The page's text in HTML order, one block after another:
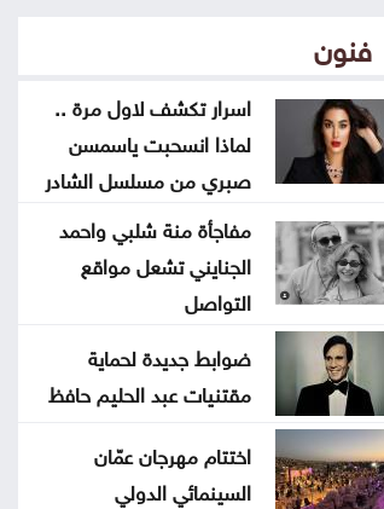
الأمن القومي
إصابة طفلين فلسطينيين بنيران
الجيش الإسرائيلي في غزة
فنون
اسرار تكشف لاول مرة ..
لماذا انسحبت ياسمسن
صبري من مسلسل الشادر
مفاجأة منة شلبي واحمد
الجنايني تشعل مواقع
التواصل
ضوابط جديدة لحماية
مقتنيات عبد الحليم حافظ
اختتام مهرجان عمّان
السينمائي الدولي